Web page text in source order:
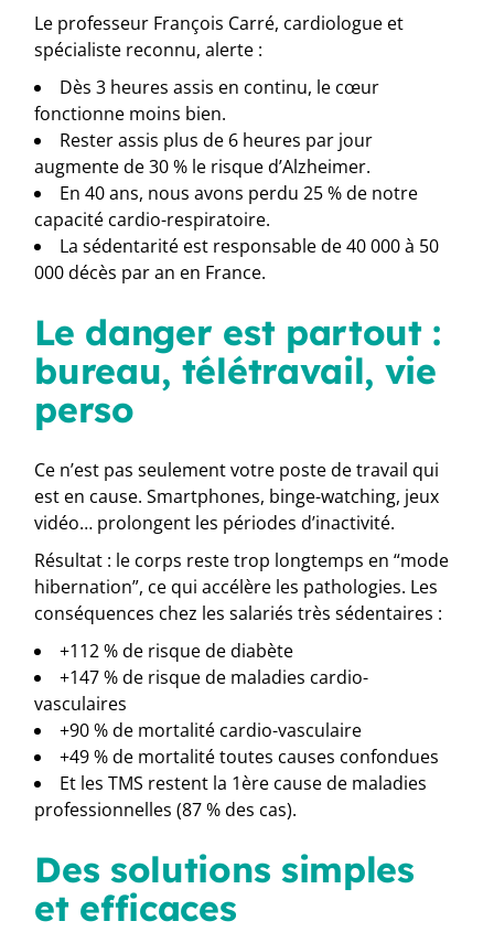
Le professeur François Carré, cardiologue et
spécialiste reconnu, alerte :
Dès 3 heures assis en continu, le cœur
fonctionne moins bien.
Rester assis plus de 6 heures par jour
augmente de 30 % le risque d’Alzheimer.
En 40 ans, nous avons perdu 25 % de notre
capacité cardio-respiratoire.
La sédentarité est responsable de 40 000 à 50
000 décès par an en France.
Le danger est partout :
bureau, télétravail, vie
perso
Ce n’est pas seulement votre poste de travail qui
est en cause. Smartphones, binge-watching, jeux
vidéo… prolongent les périodes d’inactivité.
Résultat : le corps reste trop longtemps en “mode
hibernation”, ce qui accélère les pathologies. Les
conséquences chez les salariés très sédentaires :
+112 % de risque de diabète
+147 % de risque de maladies cardio-
vasculaires
+90 % de mortalité cardio-vasculaire
+49 % de mortalité toutes causes confondues
Et les TMS restent la 1ère cause de maladies
professionnelles (87 % des cas).
Des solutions simples
et efficaces